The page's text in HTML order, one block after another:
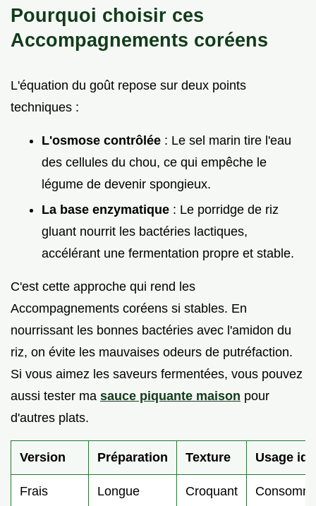
Pourquoi choisir ces
Accompagnements coréens
L'équation du goût repose sur deux points
techniques :
L'osmose contrôlée : Le sel marin tire l'eau
des cellules du chou, ce qui empêche le
légume de devenir spongieux.
La base enzymatique : Le porridge de riz
gluant nourrit les bactéries lactiques,
accélérant une fermentation propre et stable.
C'est cette approche qui rend les
Accompagnements coréens si stables. En
nourrissant les bonnes bactéries avec l'amidon du
riz, on évite les mauvaises odeurs de putréfaction.
Si vous aimez les saveurs fermentées, vous pouvez
aussi tester ma sauce piquante maison pour
d'autres plats.
Version Préparation Texture Usage
Frais Longue Croquant